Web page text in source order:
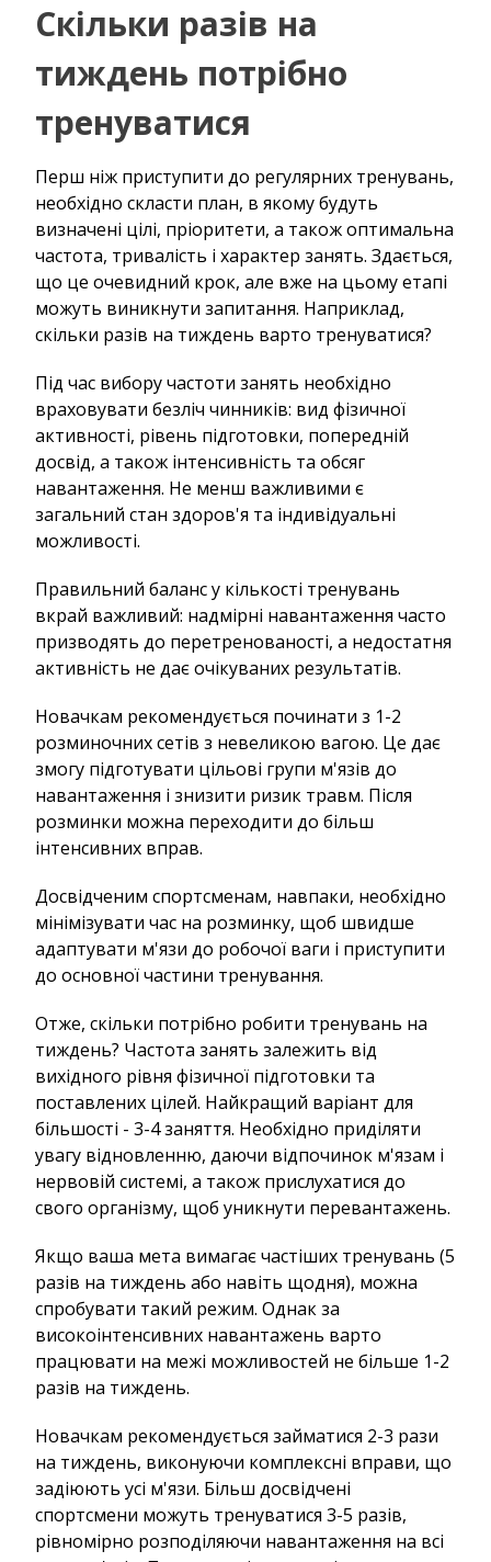
Скільки разів на
тиждень потрібно
тренуватися
Перш ніж приступити до регулярних тренувань,
необхідно скласти план, в якому будуть
визначені цілі, пріоритети, а також оптимальна
частота, тривалість і характер занять. Здається,
що це очевидний крок, але вже на цьому етапі
можуть виникнути запитання. Наприклад,
скільки разів на тиждень варто тренуватися?
Під час вибору частоти занять необхідно
враховувати безліч чинників: вид фізичної
активності, рівень підготовки, попередній
досвід, а також інтенсивність та обсяг
навантаження. Не менш важливими є
загальний стан здоров'я та індивідуальні
можливості.
Правильний баланс у кількості тренувань
вкрай важливий: надмірні навантаження часто
призводять до перетренованості, а недостатня
активність не дає очікуваних результатів.
Новачкам рекомендується починати з 1-2
розминочних сетів з невеликою вагою. Це дає
змогу підготувати цільові групи м'язів до
навантаження і знизити ризик травм. Після
розминки можна переходити до більш
інтенсивних вправ.
Досвідченим спортсменам, навпаки, необхідно
мінімізувати час на розминку, щоб швидше
адаптувати м'язи до робочої ваги і приступити
до основної частини тренування.
Отже, скільки потрібно робити тренувань на
тиждень? Частота занять залежить від
вихідного рівня фізичної підготовки та
поставлених цілей. Найкращий варіант для
більшості - 3-4 заняття. Необхідно приділяти
увагу відновленню, даючи відпочинок м'язам і
нервовій системі, а також прислухатися до
свого організму, щоб уникнути перевантажень.
Якщо ваша мета вимагає частіших тренувань (5
разів на тиждень або навіть щодня), можна
спробувати такий режим. Однак за
високоінтенсивних навантажень варто
працювати на межі можливостей не більше 1-2
разів на тиждень.
Новачкам рекомендується займатися 2-3 рази
на тиждень, виконуючи комплексні вправи, що
задіюють усі м'язи. Більш досвідчені
спортсмени можуть тренуватися 3-5 разів,
рівномірно розподіляючи навантаження на всі